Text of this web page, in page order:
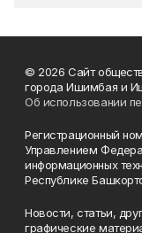
© 2026 Сайт
города Ишимбая и
Об использовании
Регистрационный
Управлением
информационных
Республике
Новости, статьи,
графические